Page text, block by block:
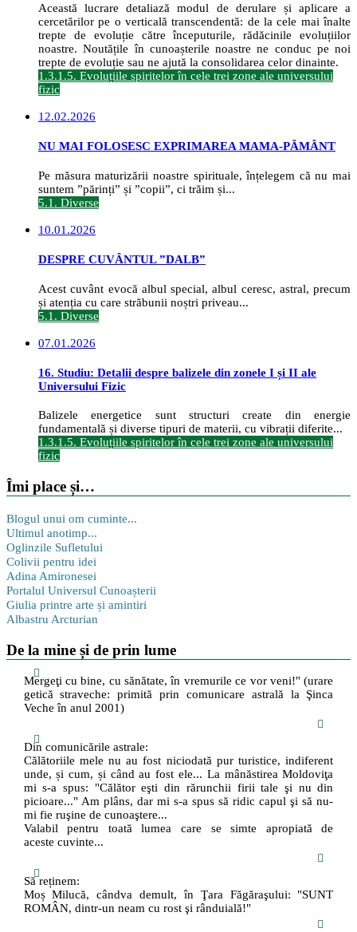
Această lucrare detaliază modul de derulare și aplicare a
cercetărilor pe o verticală transcendentă: de la cele mai înalte
trepte de evoluție către începuturile, rădăcinile evoluțiilor
noastre. Noutățile în cunoașterile noastre ne conduc pe noi
trepte de evoluție sau ne ajută la consolidarea celor dinainte.
1.3.1.5. Evoluțiile spiritelor în cele trei zone ale universului
fizic
12.02.2026
NU MAI FOLOSESC EXPRIMAREA MAMA-PĂMÂNT
Pe măsura maturizării noastre spirituale, înțelegem că nu mai
suntem ”părinți” și ”copii”, ci trăim și...
5.1. Diverse
10.01.2026
DESPRE CUVÂNTUL ”DALB”
Acest cuvânt evocă albul special, albul ceresc, astral, precum
și atenția cu care străbunii noștri priveau...
5.1. Diverse
07.01.2026
16. Studiu: Detalii despre balizele din zonele I și II ale
Universului Fizic
Balizele energetice sunt structuri create din energie
fundamentală și diverse tipuri de materii, cu vibrații diferite...
1.3.1.5. Evoluțiile spiritelor în cele trei zone ale universului
fizic
Îmi place și…
Blogul unui om cuminte...
Ultimul anotimp...
Oglinzile Sufletului
Colivii pentru idei
Adina Amironesei
Portalul Universul Cunoașterii
Giulia printre arte și amintiri
Albastru Arcturian
De la mine și de prin lume
Mergeţi cu bine, cu sănătate, în vremurile ce vor veni!" (urare
getică straveche: primită prin comunicare astrală la Şinca
Veche în anul 2001)
Din comunicările astrale:
Călătoriile mele nu au fost niciodată pur turistice, indiferent
unde, și cum, și când au fost ele... La mânăstirea Moldoviţa
mi s-a spus: "Călător eşti din rărunchii firii tale şi nu din
picioare..." Am plâns, dar mi s-a spus să ridic capul şi să nu-
mi fie ruşine de cunoaştere...
Valabil pentru toată lumea care se simte apropiată de
aceste cuvinte...
Să reținem:
Moș Milucă, cândva demult, în Ţara Făgăraşului: "SUNT
ROMÂN, dintr-un neam cu rost şi rânduială!"